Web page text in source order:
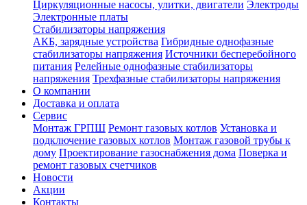
Циркуляционные насосы, улитки, двигатели Электроды
Электронные платы
Стабилизаторы напряжения
АКБ, зарядные устройства Гибридные однофазные
стабилизаторы напряжения Источники бесперебойного
питания Релейные однофазные стабилизаторы
напряжения Трехфазные стабилизаторы напряжения
О компании
Доставка и оплата
Сервис
Монтаж ГРПШ Ремонт газовых котлов Установка и
подключение газовых котлов Монтаж газовой трубы к
дому Проектирование газоснабжения дома Поверка и
ремонт газовых счетчиков
Новости
Акции
Контакты